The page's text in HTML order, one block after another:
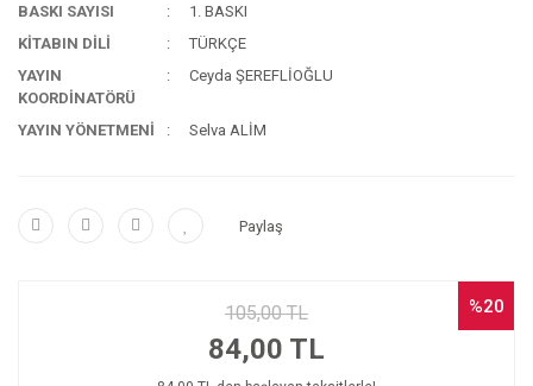
BASKI SAYISI
1. BASKI
KİTABIN DİLİ
TÜRKÇE
YAYIN
KOORDİNATÖRÜ
Ceyda ŞEREFLİOĞLU
YAYIN YÖNETMENİ Selva ALİM
Paylaş
%20
105,00 TL
84,00 TL